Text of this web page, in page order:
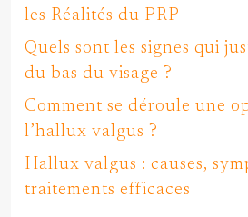
les Réalités du PRP
Quels sont les signes qui
du bas du visage ?
Comment se déroule une
l’hallux valgus ?
Hallux valgus : causes,
traitements efficaces